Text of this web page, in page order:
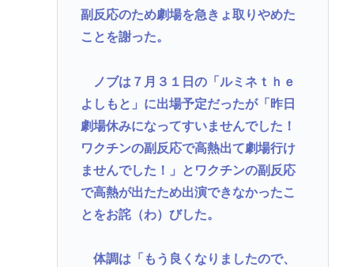
なった」 刃物店「刃の欠けを直して研ぎ上げる以
上、物理的に鉄が削れてサイズが変わるのは当たり
海外旅行したことある人来て！！！！！
一番うまい葉っぱがほうれん草という風潮
ADHD/ASDのケンモメンはどーやって「ドーパミ
ン」出してる？？助けて…
Powered by livedoor 相互RSS
副反応のため劇場を急きょ取りやめた
ことを謝った。
ノブは７月３１日の「ルミネｔｈｅ
よしもと」に出場予定だったが「昨日
劇場休みになってすいませんでした！
ワクチンの副反応で高熱出て劇場行け
ませんでした！」とワクチンの副反応
で高熱が出たため出演できなかったこ
とをお詫（わ）びした。
体調は「もう良くなりましたので、